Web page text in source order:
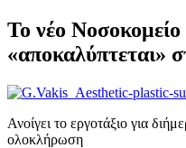
Το νέο
«αποκαλύπτεται»
Ανοίγει το εργοτάξιο για
ολοκλήρωση